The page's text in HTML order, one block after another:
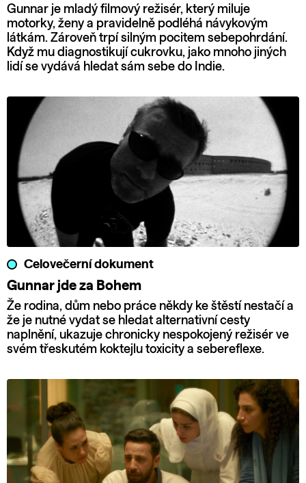
Gunnar je mladý filmový režisér, který miluje
motorky, ženy a pravidelně podléhá návykovým
látkám. Zároveň trpí silným pocitem sebepohrdání.
Když mu diagnostikují cukrovku, jako mnoho jiných
lidí se vydává hledat sám sebe do Indie.
Celovečerní dokument
Gunnar jde za Bohem
Že rodina, dům nebo práce někdy ke štěstí nestačí a
že je nutné vydat se hledat alternativní cesty
naplnění, ukazuje chronicky nespokojený režisér ve
svém třeskutém koktejlu toxicity a sebereflexe.